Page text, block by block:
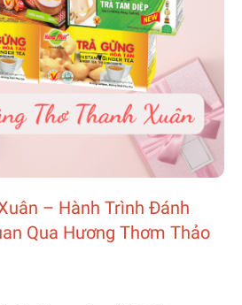
– Hành Trình Đánh
Qua Hương Thơm Thảo